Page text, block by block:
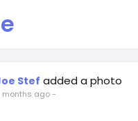
Stef added a photo
months ago-